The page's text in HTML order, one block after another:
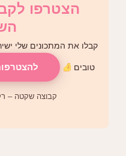
הצטרפו
קבלו את המתכונים שלי
טובים
קבוצה שקטה –